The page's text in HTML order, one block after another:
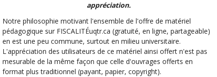
appréciation.
Notre philosophie motivant l'ensemble de l'offre de matériel
pédagogique sur FISCALITÉuqtr.ca (gratuité, en ligne, partageable)
en est une peu commune, surtout en milieu universitaire.
L'appréciation des utilisateurs de ce matériel ainsi offert n'est pas
mesurable de la même façon que celle d'ouvrages offerts en
format plus traditionnel (payant, papier, copyright).